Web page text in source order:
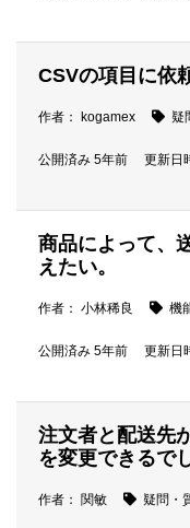
CSVの項目に依
作者： kogamex 疑
公開済み 5年前 更新日
商品によって、
えたい。
作者： 小林稀良 機
公開済み 5年前 更新日
注文者と配送先
を変更できるで
作者： 関敏 疑問・